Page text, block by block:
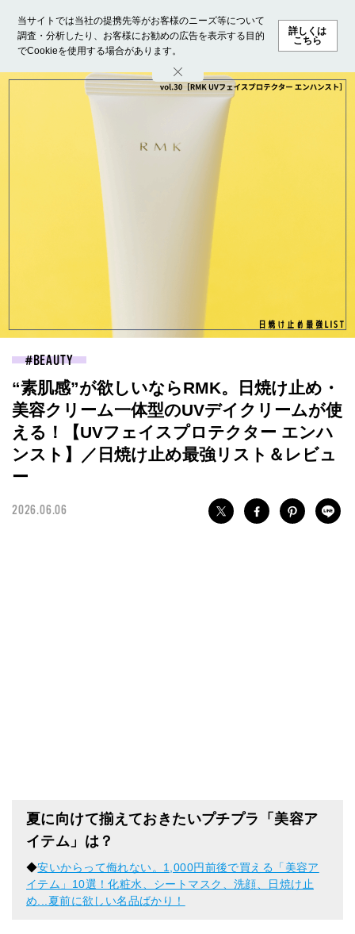
当サイトでは当社の提携先等がお客様のニーズ等について
調査・分析したり、お客様にお勧めの広告を表示する目的
でCookieを使用する場合があります。
詳しくは
こちら
ホーム モデル募集 ランキング ファッション ビューテ
BEAUTY
“素肌感”が欲しいならRMK。日焼け止め・
美容クリーム一体型のUVデイクリームが使
える！【UVフェイスプロテクター エンハ
ンスト】／日焼け止め最強リスト＆レビュ
ー
2026.06.06
夏に向けて揃えておきたいプチプラ「美容ア
イテム」は？
◆安いからって侮れない。1,000円前後で買える「美容ア
イテム」10選！化粧水、シートマスク、洗顔、日焼け止
め...夏前に欲しい名品ばかり！